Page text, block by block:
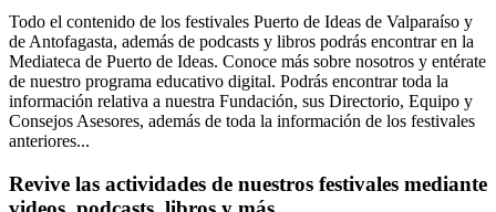
Todo el contenido de los festivales Puerto de Ideas de Valparaíso y
de Antofagasta, además de podcasts y libros podrás encontrar en la
Mediateca de Puerto de Ideas. Conoce más sobre nosotros y entérate
de nuestro programa educativo digital. Podrás encontrar toda la
información relativa a nuestra Fundación, sus Directorio, Equipo y
Consejos Asesores, además de toda la información de los festivales
anteriores...
Revive las actividades de nuestros festivales mediante